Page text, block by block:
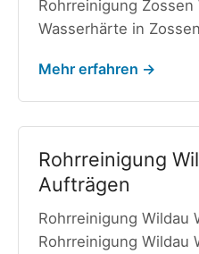
Rohrreinigung
Wasserhärte in
Mehr erfahren →
Rohrreinigung
Aufträgen
Rohrreinigung Wildau
Rohrreinigung Wildau